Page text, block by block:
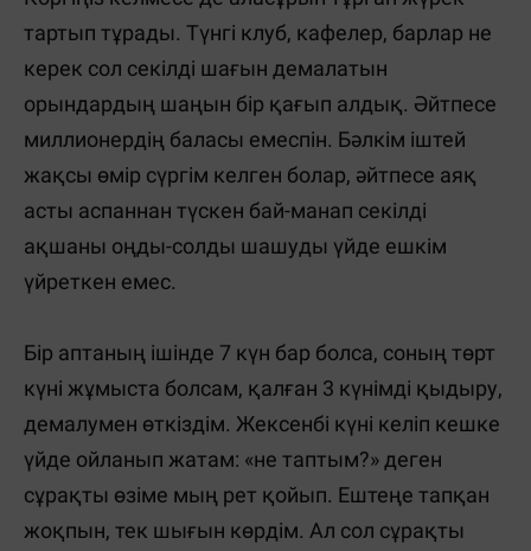
тартып тұрады. Түнгі клуб, кафелер, барлар не
керек сол секілді шағын демалатын
орындардың шаңын бір қағып алдық. Әйтпесе
миллионердің баласы емеспін. Бәлкім іштей
жақсы өмір сүргім келген болар, әйтпесе аяқ
асты аспаннан түскен бай-манап секілді
ақшаны оңды-солды шашуды үйде ешкім
үйреткен емес.
Бір аптаның ішінде 7 күн бар болса, соның төрт
күні жұмыста болсам, қалған 3 күнімді қыдыру,
демалумен өткіздім. Жексенбі күні келіп кешке
үйде ойланып жатам: «не таптым?» деген
сұрақты өзіме мың рет қойып. Ештеңе тапқан
жоқпын, тек шығын көрдім. Ал сол сұрақты